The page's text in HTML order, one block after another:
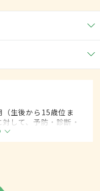
生後から15歳位ま
して、予防・診断・